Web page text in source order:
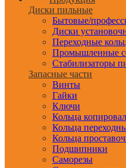
Диски пильные
Бытовые/
Диски
Переходные
Промышленные
Стабилизаторы
Запасные части
Винты
Гайки
Ключи
Кольца
Кольца
Кольца
Подшипники
Саморезы